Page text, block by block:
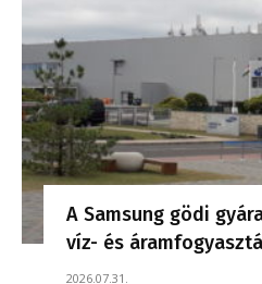
A Samsung gödi
víz- és
2026.07.31.